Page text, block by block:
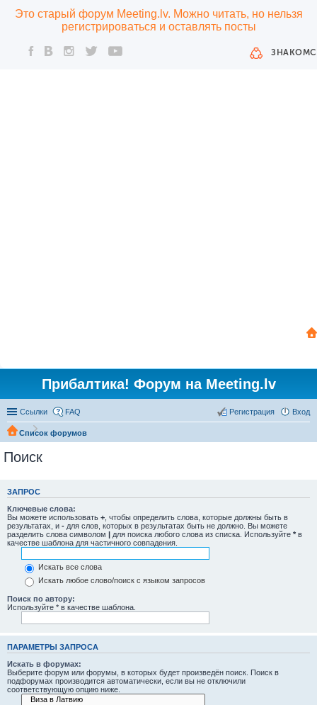
Это старый форум Meeting.lv. Можно читать, но нельзя
регистрироваться и оставлять посты
Прибалтика! Форум на Meeting.lv
Ссылки FAQ Вход
Регистрация
Список форумов
Поиск
ЗАПРОС
Ключевые слова:
Вы можете использовать + , чтобы определить слова, которые должны быть в
результатах, и - для слов, которых в результатах быть не должно. Вы можете
разделить слова символом | для поиска любого слова из списка. Используйте * в
качестве шаблона для частичного совпадения.
Искать все слова
Искать любое слово/поиск с языком запросов
Поиск по автору:
Используйте * в качестве шаблона.
ПАРАМЕТРЫ ЗАПРОСА
Искать в форумах:
Выберите форум или форумы, в которых будет произведён поиск. Поиск в
подфорумах производится автоматически, если вы не отключили
соответствующую опцию ниже.